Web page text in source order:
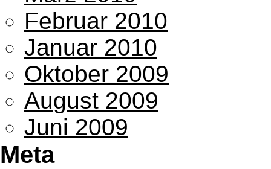
Februar 2010
Januar 2010
Oktober 2009
August 2009
Juni 2009
Meta